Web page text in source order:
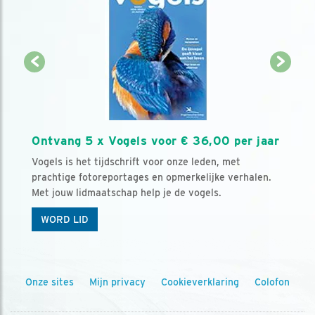
Ontvang 5 x Vogels voor € 36,00 per jaar
Vogels is het tijdschrift voor onze leden, met
prachtige fotoreportages en opmerkelijke verhalen.
Met jouw lidmaatschap help je de vogels.
WORD LID
Onze sites Mijn privacy Cookieverklaring Colofon